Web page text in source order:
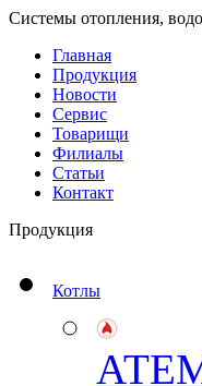
Системы отопления,
Главная
Продукция
Новости
Сервис
Товарищи
Филиалы
Статьи
Контакт
Продукция
Котлы